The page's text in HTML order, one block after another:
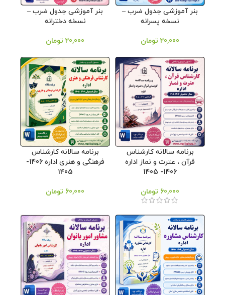
بنر آموزشی جدول ضرب –
نسخه پسرانه
20,000 تومان
بنر آموزشی جدول ضرب –
نسخه دخترانه
20,000 تومان
برنامه سالانه کارشناس
قرآن ، عترت و نماز اداره
1406- 1405
60,000 تومان
برنامه سالانه کارشناس
فرهنگی و هنری اداره 1406-
1405
60,000 تومان